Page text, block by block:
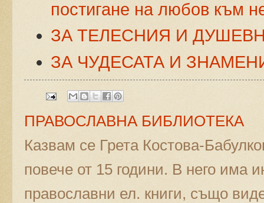
постигане на любов към
ЗА ТЕЛЕСНИЯ И
ЗА ЧУДЕСАТА И
ПРАВОСЛАВНА БИБЛИОТЕКА
Казвам се Грета Костова-
повече от 15 години. В него има
православни ел. книги, също